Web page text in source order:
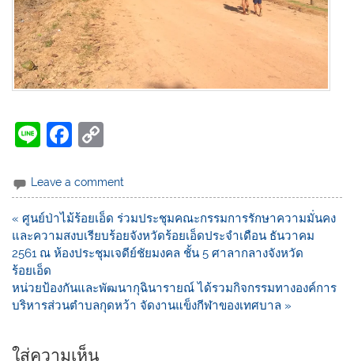
Li
e
F
c
e
b
o
o
k
p
y
Li
n
k
Leave a comment
« ศูนย์ป่าไม้ร้อยเอ็ด ร่วมประชุมคณะกรรมการรักษาความมั่นคง
และความสงบเรียบร้อยจังหวัดร้อยเอ็ดประจำเดือน ธันวาคม
2561 ณ ห้องประชุมเจดีย์ชัยมงคล ชั้น 5 ศาลากลางจังหวัด
ร้อยเอ็ด
หน่วยป้องกันและพัฒนากุฉินารายณ์ ได้รวมกิจกรรมทางองค์การ
บริหารส่วนตำบลกุดหว้า จัดงานแข็งกีฬาของเทศบาล »
ใส่ความเห็น